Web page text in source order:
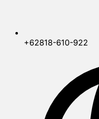
+62818-610-922